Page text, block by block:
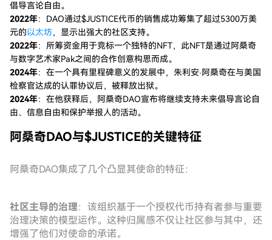
倡导言论自由。
2022年：DAO通过$JUSTICE代币的销售成功筹集了超过5300万美
元的以太坊，显示出强大的社区支持。
2022年：所筹资金用于竞标一个独特的NFT，此NFT是通过阿桑奇
与数字艺术家Pak之间的合作创意构思而成。
2024年：在一个具有里程碑意义的发展中，朱利安·阿桑奇在与美国
检察官达成的认罪协议后，被释放出狱。
2024年：在他获释后，阿桑奇DAO宣布将继续支持未来倡导言论自
由、信息自由和保护举报人的活动。
阿桑奇DAO与$JUSTICE的关键特征
阿桑奇DAO集成了几个凸显其使命的特征：
社区主导的治理：该组织基于一个授权代币持有者参与重要
治理决策的模型运作。这种归属感不仅让社区参与其中，还
增强了他们对使命的承诺。